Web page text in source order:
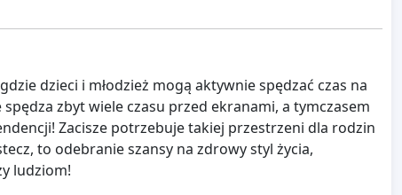
dzieci i młodzież mogą aktywnie spędzać czas na
zbyt wiele czasu przed ekranami, a tymczasem
Zacisze potrzebuje takiej przestrzeni dla rodzin
to odebranie szansy na zdrowy styl życia,
ludziom!